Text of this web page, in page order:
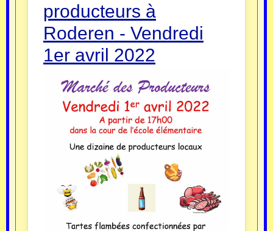
producteurs à
Roderen - Vendredi
1er avril 2022